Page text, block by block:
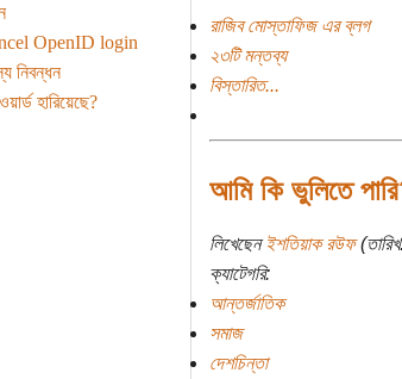
OpenID login
নিবন্ধন
হারিয়েছে?
রাজিব মোস্তাফিজ এর ব্লগ
২৩টি মন্তব্য
বিস্তারিত...
আমি কি ভুলিতে
লিখেছেনইশতিয়াক রউফ
ক্যাটেগরি:
আন্তর্জাতিক
সমাজ
দেশচিন্তা